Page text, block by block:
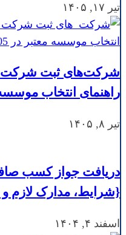
تیر ۱۷, ۱۴۰۵
شرکت‌های ثبت شرکت
راهنمای انتخاب موسسه
تیر ۸, ۱۴۰۵
دریافت جواز کسب
{شرایط، مدارک لازم و
اسفند ۴, ۱۴۰۴